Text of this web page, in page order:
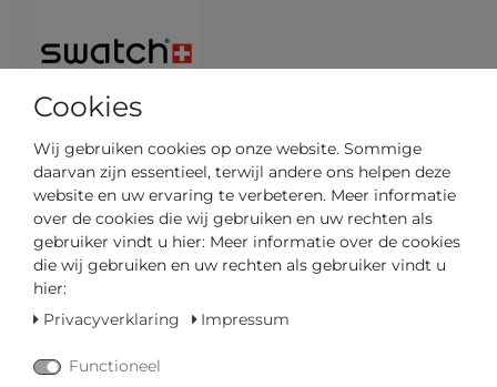
Klaar voor verzending in 5-6 dagen
GEDIPLOMEERD DEALER
Uw prijs met3% korting
Cookies
Wij gebruiken cookies op onze website. Sommige
daarvan zijn essentieel, terwijl andere ons helpen deze
website en uw ervaring te verbeteren. Meer informatie
over de cookies die wij gebruiken en uw rechten als
gebruiker vindt u hier: Meer informatie over de cookies
die wij gebruiken en uw rechten als gebruiker vindt u
hier:
Privacyverklaring
Impressum
Functioneel